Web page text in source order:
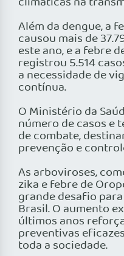
Além da dengue, a
causou mais de
este ano, e a febre
registrou 5.514
a necessidade de
contínua.
O Ministério da
número de casos e
de combate,
prevenção e
As arboviroses,
zika e febre de
grande desafio
Brasil. O aumento
últimos anos
preventivas
toda a sociedade.